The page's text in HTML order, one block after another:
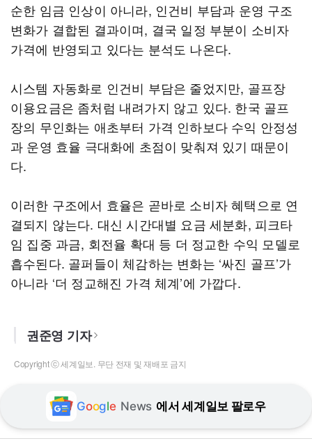
순한 임금 인상이 아니라, 인건비 부담과 운영 구조
변화가 결합된 결과이며, 결국 일정 부분이 소비자
가격에 반영되고 있다는 분석도 나온다.
시스템 자동화로 인건비 부담은 줄었지만, 골프장
이용요금은 좀처럼 내려가지 않고 있다. 한국 골프
장의 무인화는 애초부터 가격 인하보다 수익 안정성
과 운영 효율 극대화에 초점이 맞춰져 있기 때문이
다.
이러한 구조에서 효율은 곧바로 소비자 혜택으로 연
결되지 않는다. 대신 시간대별 요금 세분화, 피크타
임 집중 과금, 회전율 확대 등 더 정교한 수익 모델로
흡수된다. 골퍼들이 체감하는 변화는 ‘싸진 골프’가
아니라 ‘더 정교해진 가격 체계’에 가깝다.
권준영 기자
Copyright ⓒ 세계일보. 무단 전재 및 재배포 금지
Google News 에서 세계일보 팔로우